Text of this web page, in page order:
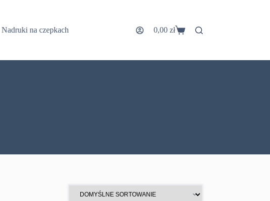
Nadruki na czepkach Koszyk
0,00 zł